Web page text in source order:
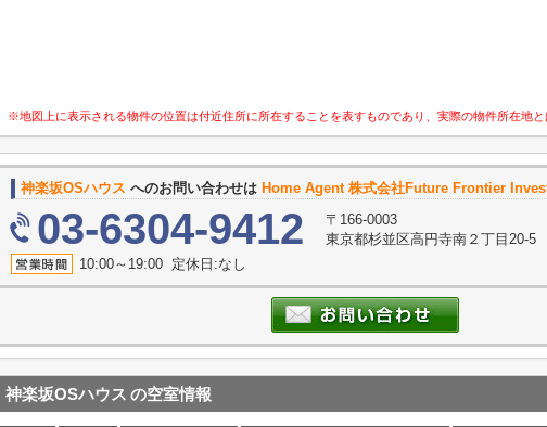
※地図上に表示される物件の位置は付近住所に所在することを表すものであり、実際の物件所在地と
神楽坂OSハウス へのお問い合わせは Home Agent 株式会社Future Frontier
03-6304-9412
〒166-0003
東京都杉並区高円寺南２丁目20-5
10:00～19:00 定休日:なし
神楽坂OSハウス の空室情報